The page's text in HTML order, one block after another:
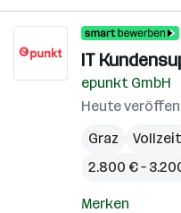
IT
epunkt GmbH
Heute
Graz
Vollzeit
2.800 € –
Merken